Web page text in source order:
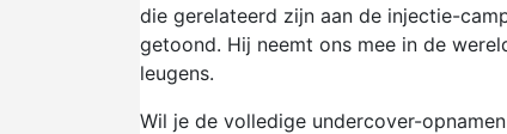
die gerelateerd zijn aan de injectie-
getoond. Hij neemt ons mee in de
leugens.
Wil je de volledige undercover-